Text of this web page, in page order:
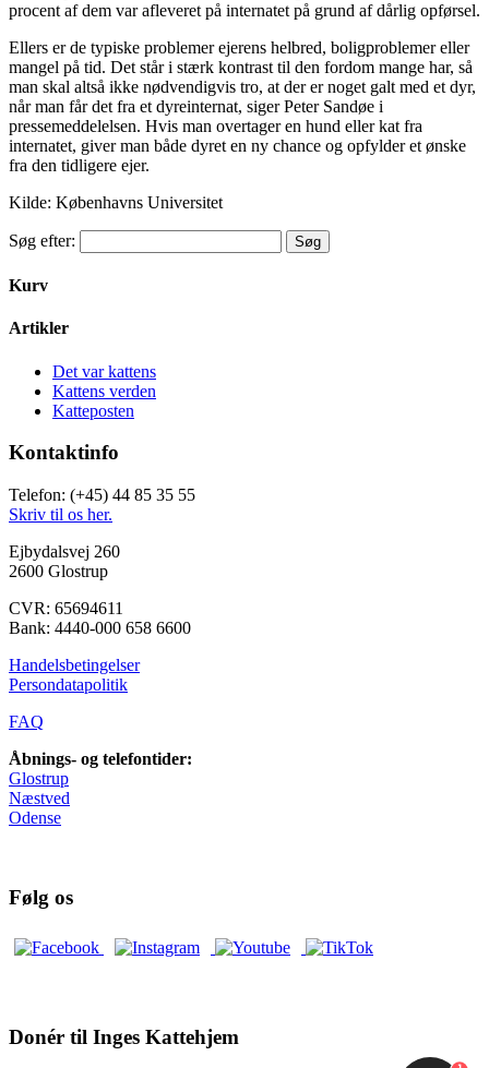
procent af dem var afleveret på internatet på grund af dårlig opførsel.
Ellers er de typiske problemer ejerens helbred, boligproblemer eller
mangel på tid. Det står i stærk kontrast til den fordom mange har, så
man skal altså ikke nødvendigvis tro, at der er noget galt med et dyr,
når man får det fra et dyreinternat, siger Peter Sandøe i
pressemeddelelsen. Hvis man overtager en hund eller kat fra
internatet, giver man både dyret en ny chance og opfylder et ønske
fra den tidligere ejer.
Kilde: Københavns Universitet
Søg efter:
Kurv
Artikler
Det var kattens
Kattens verden
Katteposten
Kontaktinfo
Telefon: (+45) 44 85 35 55
Skriv til os her.
Ejbydalsvej 260
2600 Glostrup
CVR: 65694611
Bank: 4440-000 658 6600
Handelsbetingelser
Persondatapolitik
FAQ
Åbnings- og telefontider:
Glostrup
Næstved
Odense
Følg os
Donér til Inges Kattehjem